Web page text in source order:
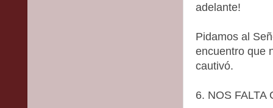
adelante!
Pidamos al
encuentro que
cautivó.
6. NOS FALTA